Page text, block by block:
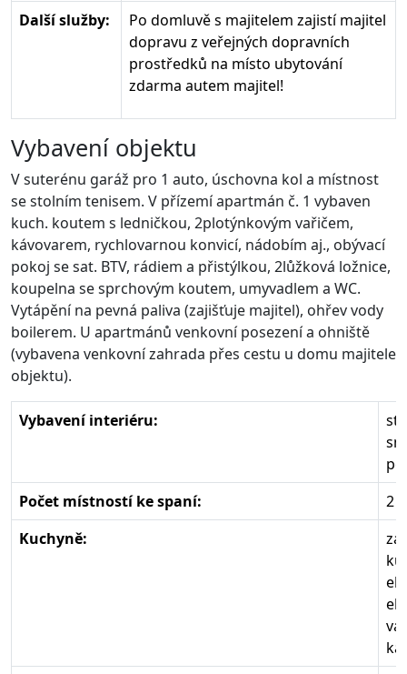
Další služby:
Po domluvě s majitelem zajistí majitel
dopravu z veřejných dopravních
prostředků na místo ubytování
zdarma autem majitel!
Vybavení objektu
V suterénu garáž pro 1 auto, úschovna kol a místnost
se stolním tenisem. V přízemí apartmán č. 1 vybaven
kuch. koutem s ledničkou, 2plotýnkovým vařičem,
kávovarem, rychlovarnou konvicí, nádobím aj., obývací
pokoj se sat. BTV, rádiem a přistýlkou, 2lůžková ložnice,
koupelna se sprchovým koutem, umyvadlem a WC.
Vytápění na pevná paliva (zajišťuje majitel), ohřev vody
boilerem. U apartmánů venkovní posezení a ohniště
(vybavena venkovní zahrada přes cestu u domu majitele
objektu).
Vybavení interiéru:
Počet místností ke spaní:
2
Kuchyně:
el.
el.